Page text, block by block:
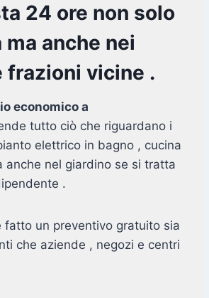
24 ore non solo
ma anche nei
frazioni vicine .
economico a
tutto ciò che riguardano i
elettrico in bagno , cucina
anche nel giardino se si tratta
.
fatto un preventivo gratuito sia
che aziende , negozi e centri